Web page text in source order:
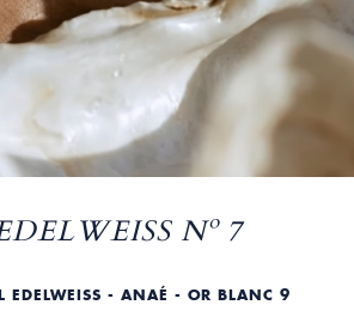
Nº 7
EDELWEISS - ANAÉ - OR BLANC 9